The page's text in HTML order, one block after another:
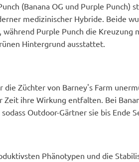
(Banana OG und Purple Punch)
medizinischer Hybride. Beide
Purple Punch die Kreuzung
Hintergrund ausstattet.
die Züchter von Barney's Farm
Zeit ihre Wirkung entfalten. Bei
Outdoor-Gärtner sie bis Ende
Phänotypen und die